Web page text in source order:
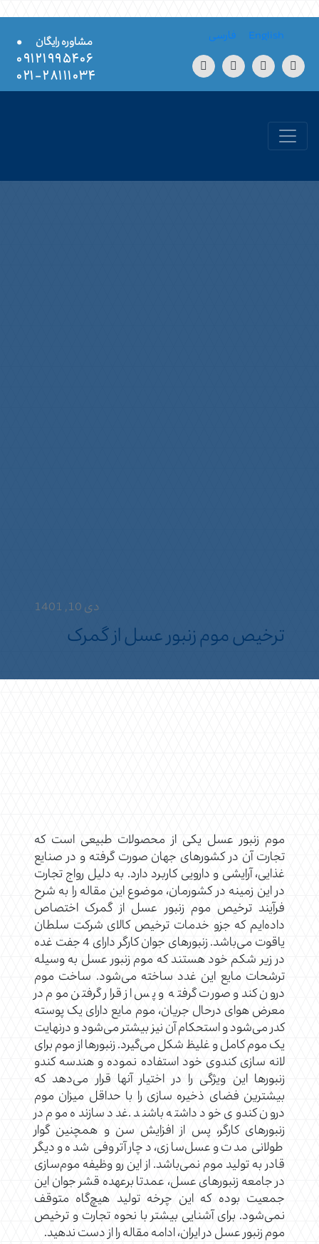
English فارسی مشاوره رایگان
•
۰۹۱۲۱۹۹۵۴۰۶
۲۸۱۱۱۰۳۴-۰۲۱
دی 10, 1401
ترخیص موم زنبور عسل از گمرک
موم زنبور عسل یکی از محصولات طبیعی است که
تجارت آن در کشورهای جهان صورت گرفته و در صنایع
غذایی، آرایشی و دارویی کاربرد دارد. به دلیل رواج تجارت
در این زمینه در کشورمان، موضوع این مقاله را به شرح
فرآیند ترخیص موم زنبور عسل از گمرک اختصاص
داده‌ایم که جزو خدمات ترخیص کالای شرکت سلطان
یاقوت می‌باشد. زنبورهای جوان کارگر دارای 4 جفت غده
در زیر شکم خود هستند که موم زنبور عسل به وسیله
ترشحات مایع این غدد ساخته می‌شود. ساخت موم
درون کندو صورت گرفته و پس از قرار گرفتن موم در
معرض هوای درحال جریان، موم مایع دارای یک پوسته
کدر می‌شود و استحکام آن نیز بیشتر می‌شود و درنهایت
یک موم کامل و غلیظ شکل می‌گیرد. زنبورها از موم برای
لانه سازی کندوی خود استفاده نموده و هندسه کندو
زنبورها این ویژگی را در اختیار آنها قرار می‌دهد که
بیشترین فضای ذخیره سازی را با حداقل میزان موم
درون کندوی خود داشته باشند .غدد سازنده موم در
زنبورهای کارگر، پس از افزایش سن و همچنین گوار
طولانی مدت و عسل‌سازی، دچار آتروفی شده و دیگر
قادر به تولید موم نمی‌باشد. از این رو وظیفه موم‌سازی
در جامعه زنبورهای عسل، عمدتا برعهده قشر جوان این
جمعیت بوده که این چرخه تولید هیچ‌گاه متوقف
نمی‌شود. برای آشنایی بیشتر با نحوه تجارت و ترخیص
موم زنبور عسل در ایران، ادامه مقاله را از دست ندهید.